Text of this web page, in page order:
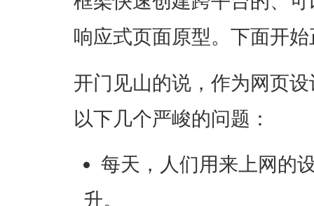
响应式页面原型。下面开
开门见山的说，作为网页
以下几个严峻的问题：
每天，人们用来上网的
升。